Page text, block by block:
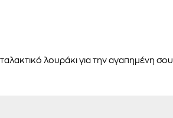
λουράκι για την αγαπημένη σου